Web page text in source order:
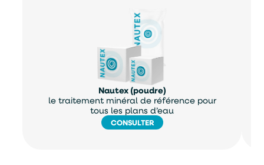
Nautex (poudre)
le traitement minéral de référence pour
tous les plans d’eau
CONSULTER